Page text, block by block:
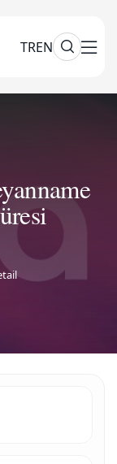
TREN